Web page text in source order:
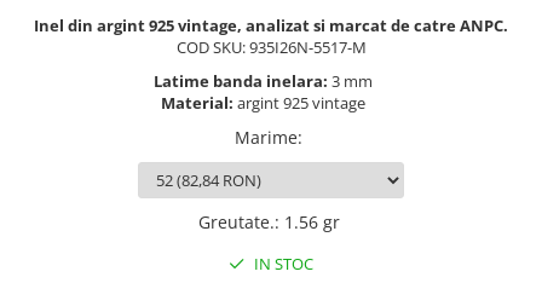
Inel din argint 925 vintage, analizat si marcat de catre ANPC.
COD SKU: 935I26N-5517-M
Latime banda inelara: 3 mm
Material: argint 925 vintage
Marime:
Greutate.: 1.56 gr
IN STOC